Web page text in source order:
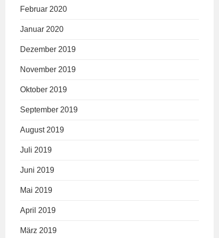
Februar 2020
Januar 2020
Dezember 2019
November 2019
Oktober 2019
September 2019
August 2019
Juli 2019
Juni 2019
Mai 2019
April 2019
März 2019